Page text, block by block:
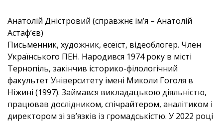
Анатолій Дністровий (справжнє ім’я – Анатолій
Астаф’єв)
Письменник, художник, есеїст, відеоблогер. Член
Українського ПЕН. Народився 1974 року в місті
Тернопіль, закінчив історико-філологічний
факультет Університету імені Миколи Гоголя в
Ніжині (1997). Займався викладацькою діяльністю,
працював дослідником, спічрайтером, аналітиком і
директором зі зв’язків із громадськістю. У 2022 році